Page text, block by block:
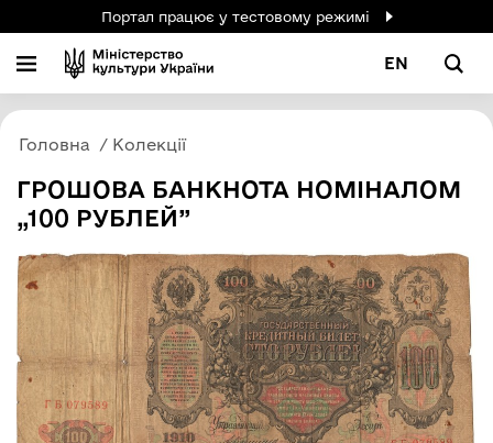
Портал працює у тестовому режимі
EN
Головна Колекції
ГРОШОВА БАНКНОТА НОМІНАЛОМ
„100 РУБЛЕЙ”